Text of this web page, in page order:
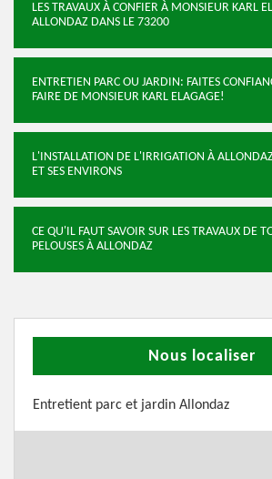
LES TRAVAUX À CONFIER À MONSIEUR KARL
ALLONDAZ DANS LE 73200
ENTRETIEN PARC OU JARDIN: FAITES
FAIRE DE MONSIEUR KARL ELAGAGE!
L'INSTALLATION DE L'IRRIGATION À
ET SES ENVIRONS
CE QU'IL FAUT SAVOIR SUR LES TRAVAUX DE
PELOUSES À ALLONDAZ
Nous localiser
Entretient parc et jardin Allondaz